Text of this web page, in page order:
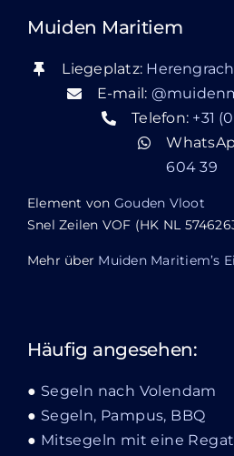
Muiden Maritiem
Liegeplatz:
E-mail:
Telefon: +31
604 39
Element von Gouden Vloot
Snel Zeilen VOF (HK NL
Mehr über Muiden Maritiem’s
Häufig angesehen:
Segeln nach Volendam
Segeln, Pampus, BBQ
Mitsegeln mit eine